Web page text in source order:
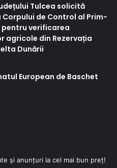
Tulcea solicită
de Control al Prim-
verificarea
agricole din Rezervația
Dunării
European de Baschet
și anunțuri la cel mai bun preț!